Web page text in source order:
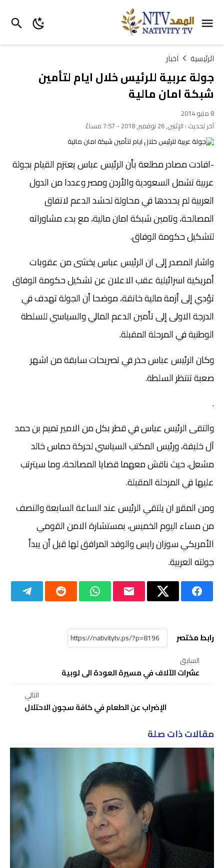
الرئيسية اخبار
جولة عربية للرئيس خلال ايام لتأمين
شبكة امان مالية
8 مايو 2014
آخر تحديث : الإثنين, 26 نوفمبر, 2018 - 7:57 مساءً
-افادت مصادر مطلعة بأن الرئيس عباس يعتزم القيام بجولة
عربية تشمل السعودية والأردن ومصر وعددا من الدول
العربية لم يحددها في محاولة لحشد الدعم لاتفاق
المصالحة، وتامين شبكة امان مالية، مع بدء مشاوراته
لتشكيل حكومة الوفاق.
واشار المصدر إلى ان الرئيس عباس يخشى من عقوبات
أمريكية اسرائيلية عقب الاعلان عن تشكيل حكومة الوفاق
تؤدي إلى أزمة مالية خانقة، موضحا أن الجولة تهدف في
الدرجة الاولى إلى تأمين الدعم المالي والسياسي للسلطة
الوطنية في المرحلة المقبلة.
وكان الرئيس عباس حذر في تصريحات سابقة من اشهر
صعبة تنتظر السلطة.
.
والتقى الرئيس عباس في قطر بكل من الامير تميم بن حمد
آل خليفة، ورئيس المكتب السياسي لحركة حماس خالد
مشعل، حيث ناقش معهما قضايا المصالحة، وما سيترتب
عليها في المرحلة المقبلة.
ومن المقرر ان يلتقي الرئيس عند الساعة السابعة والنصف
من مساء اليوم الخميس، بمستشارة الامن القومي
الأمريكي سوزان رايس والوفد المرافق لها قبل أن يبدأ
جولته العربية.
رابط مختصر
السابق
عشرات الآلاف في مسيرة العودة الى لوبية
التالي
الإضراب عن الطعام في كافة سجون الاحتلال
مقالات ذات صلة